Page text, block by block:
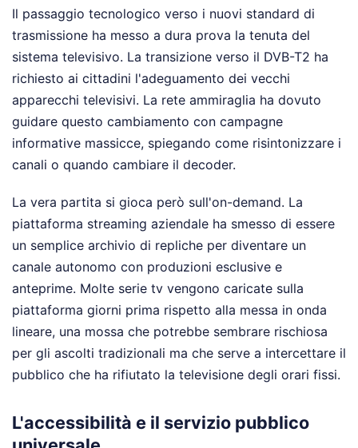
Il passaggio tecnologico verso i nuovi standard di
trasmissione ha messo a dura prova la tenuta del
sistema televisivo. La transizione verso il DVB-T2 ha
richiesto ai cittadini l'adeguamento dei vecchi
apparecchi televisivi. La rete ammiraglia ha dovuto
guidare questo cambiamento con campagne
informative massicce, spiegando come risintonizzare i
canali o quando cambiare il decoder.
La vera partita si gioca però sull'on-demand. La
piattaforma streaming aziendale ha smesso di essere
un semplice archivio di repliche per diventare un
canale autonomo con produzioni esclusive e
anteprime. Molte serie tv vengono caricate sulla
piattaforma giorni prima rispetto alla messa in onda
lineare, una mossa che potrebbe sembrare rischiosa
per gli ascolti tradizionali ma che serve a intercettare il
pubblico che ha rifiutato la televisione degli orari fissi.
L'accessibilità e il servizio pubblico